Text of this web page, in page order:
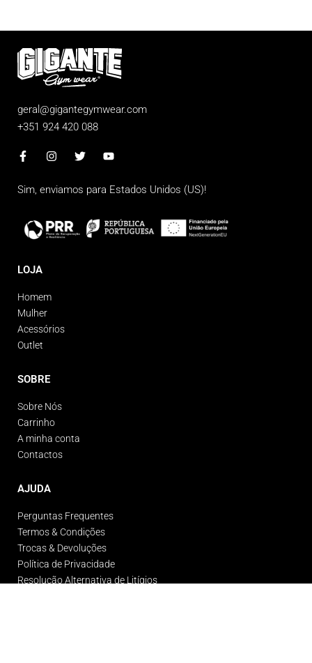
geral@gigantegymwear.com
+351 924 420 088
Sim, enviamos para Estados Unidos (US)!
LOJA
Homem
Mulher
Acessórios
Outlet
SOBRE
Sobre Nós
Carrinho
A minha conta
Contactos
AJUDA
Perguntas Frequentes
Termos & Condições
Trocas & Devoluções
Política de Privacidade
Resolução Alternativa de Litígios